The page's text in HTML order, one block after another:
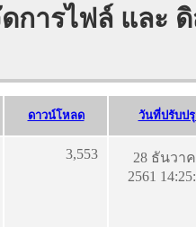
การไฟล์ และ
ดาวน์โหลด วันที่ปรับปรุ
3,553
28 ธันวา
2561